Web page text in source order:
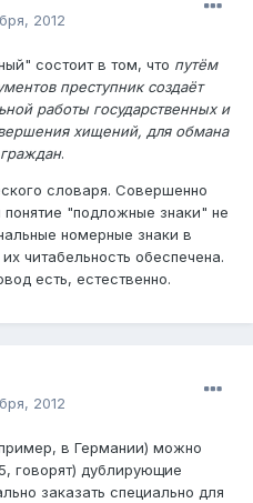
2012
состоит в том, что путём
преступник создаёт
работы государственных и
хищений, для обмана
.
словаря. Совершенно
"подложные знаки" не
номерные знаки в
читабельность обеспечена.
есть, естественно.
2012
в Германии) можно
говорят) дублирующие
заказать специально для